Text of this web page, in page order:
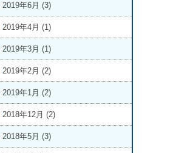
2019年6月 (3)
2019年4月 (1)
2019年3月 (1)
2019年2月 (2)
2019年1月 (2)
2018年12月 (2)
2018年5月 (3)